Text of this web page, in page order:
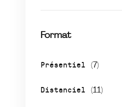
Format
Présentiel (7)
Distanciel (11)